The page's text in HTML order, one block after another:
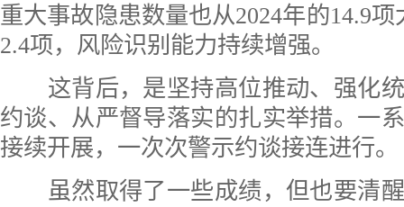
重大事故隐患数量也从2024年的14.9
2.4项，风险识别能力持续增强。
这背后，是坚持高位推动、强化统
约谈、从严督导落实的扎实举措。一
接续开展，一次次警示约谈接连进行。
虽然取得了一些成绩，但也要清醒